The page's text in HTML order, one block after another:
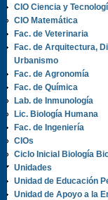
CIO Ciencia y
CIO Matemática
Fac. de Veterinaria
Fac. de Arquitectura,
Urbanismo
Fac. de Agronomía
Fac. de Química
Lab. de Inmunología
Lic. Biología Humana
Fac. de Ingeniería
CIOs
Ciclo Inicial Biología
Unidades
Unidad de Educación
Unidad de Apoyo a la